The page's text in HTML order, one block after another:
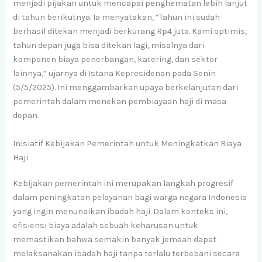
menjadi pijakan untuk mencapai penghematan lebih lanjut
di tahun berikutnya. Ia menyatakan, “Tahun ini sudah
berhasil ditekan menjadi berkurang Rp4 juta. Kami optimis,
tahun depan juga bisa ditekan lagi, misalnya dari
komponen biaya penerbangan, katering, dan sektor
lainnya,” ujarnya di Istana Kepresidenan pada Senin
(5/5/2025). Ini menggambarkan upaya berkelanjutan dari
pemerintah dalam menekan pembiayaan haji di masa
depan.
Inisiatif Kebijakan Pemerintah untuk Meningkatkan Biaya
Haji
Kebijakan pemerintah ini merupakan langkah progresif
dalam peningkatan pelayanan bagi warga negara Indonesia
yang ingin menunaikan ibadah haji. Dalam konteks ini,
efisiensi biaya adalah sebuah keharusan untuk
memastikan bahwa semakin banyak jemaah dapat
melaksanakan ibadah haji tanpa terlalu terbebani secara